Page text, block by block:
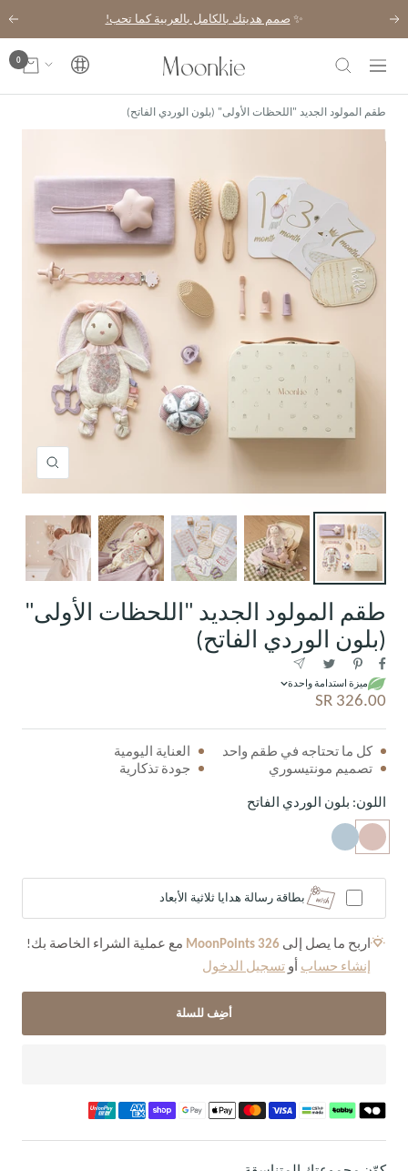
محتوي
السابق ✨ صمم هديتك بالكامل بالعربية كما تحب!
التنقل Moonkie اللغة 0
طقم المولود الجديد "اللحظات الأولى" (بلون الوردي الفاتح)
Zoom
طقم المولود الجديد "اللحظات الأولى"
(بلون الوردي الفاتح)
ميزة استدامة واحدة
السعر
المخفَّض
326.00 SR
كل ما تحتاجه في طقم واحد
العناية اليومية
تصميم مونتيسوري
جودة تذكارية
اللون: بلون الوردي الفاتح
بطاقة رسالة هدايا ثلاثية الأبعاد
اربح ما يصل إلى 326
MoonPoints
مع عملية الشراء الخاصة بك!
إنشاء حساب أو تسجيل الدخول
أضِف للسلة